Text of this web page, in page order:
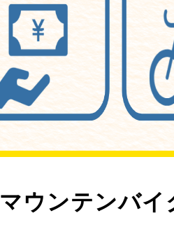
マウンテンバイ